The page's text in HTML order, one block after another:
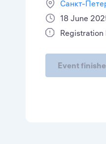
Санкт-
18 June
Registration
Event